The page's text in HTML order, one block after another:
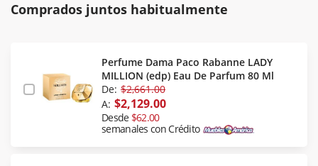
Comprados juntos habitualmente
Perfume Dama Paco Rabanne LADY
MILLION (edp) Eau De Parfum 80 Ml
De: $2,661.00
A: $2,129.00
Desde $62.00
semanales con Crédito